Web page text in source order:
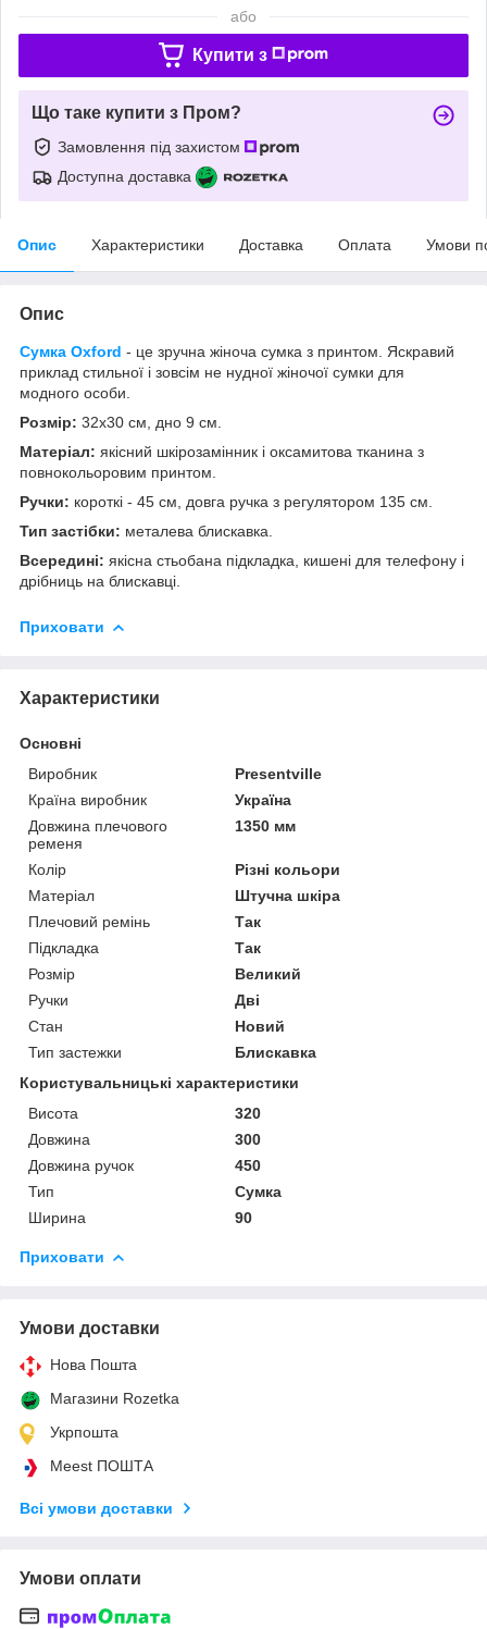
або
Купити з
Що таке купити з Пром?
Замовлення під захистом
Доступна доставка
Опис Характеристики Доставка Оплата Умови
Опис
Сумка Oxford - це зручна жіноча сумка з принтом. Яскравий
приклад стильної і зовсім не нудної жіночої сумки для
модного особи.
Розмір: 32х30 см, дно 9 см.
Матеріал: якісний шкірозамінник і оксамитова тканина з
повнокольоровим принтом.
Ручки: короткі - 45 см, довга ручка з регулятором 135 см.
Тип застібки: металева блискавка.
Всередині: якісна стьобана підкладка, кишені для телефону і
дрібниць на блискавці.
Приховати
Характеристики
Основні
Виробник
Presentville
Країна виробник
Україна
Довжина плечового
ременя
1350 мм
Колір
Різні кольори
Матеріал
Штучна шкіра
Плечовий ремінь
Так
Підкладка
Так
Розмір
Великий
Ручки
Дві
Стан
Новий
Тип застежки
Блискавка
Користувальницькі характеристики
Висота
320
Довжина
300
Довжина ручок
450
Тип
Сумка
Ширина
90
Приховати
Умови доставки
Нова Пошта
Магазини Rozetka
Укрпошта
Meest ПОШТА
Всі умови доставки
Умови оплати